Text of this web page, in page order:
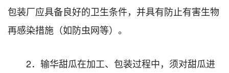
包装厂应具备良好的卫生条件，并具有防止有害生物
再感染措施（如防虫网等）。
2．输华甜瓜在加工、包装过程中，须对甜瓜进